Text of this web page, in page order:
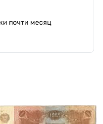
почти месяц